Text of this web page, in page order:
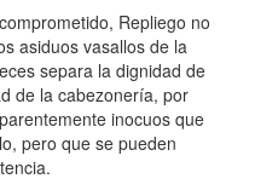
Repliego no
asiduos vasallos de la
separa la dignidad de
de la cabezonería, por
inocuos que
pero que se pueden